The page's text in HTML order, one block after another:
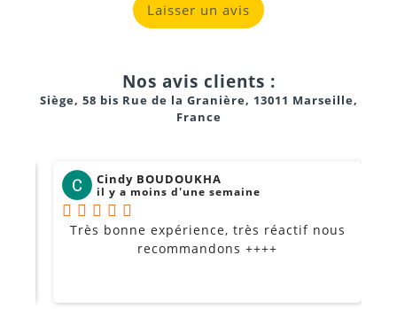
Laisser un avis
Nos avis clients :
Siège, 58 bis Rue de la Granière, 13011 Marseille,
France
Cindy BOUDOUKHA
il y a moins d'une semaine
Très bonne expérience, très réactif nous
recommandons ++++